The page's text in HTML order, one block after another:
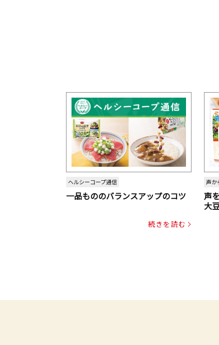
ヘルシーコープ通信
一品もののバランスアップのコツ
続きを読む
声か
声
大